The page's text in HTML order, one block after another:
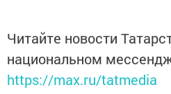
Читайте новости
национальном
https://max.ru/tatmedia